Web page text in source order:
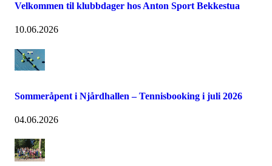
Velkommen til klubbdager hos Anton Sport Bekkestua
10.06.2026
Sommeråpent i Njårdhallen – Tennisbooking i juli 2026
04.06.2026